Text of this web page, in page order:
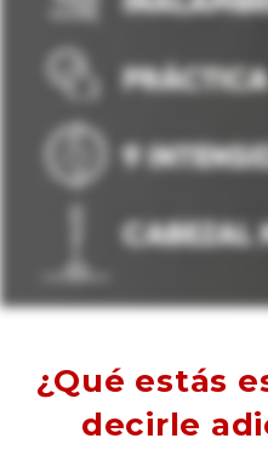
¿Qué estás
decirle